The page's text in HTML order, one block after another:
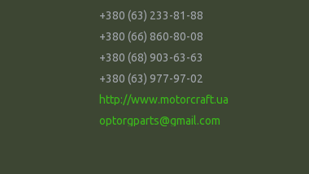
+380 (63) 233-81-88
+380 (66) 860-80-08
+380 (68) 903-63-63
+380 (63) 977-97-02
http://www.motorcraft.ua
optorgparts@gmail.com